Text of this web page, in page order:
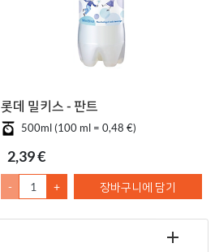
롯데 밀키스 - 판트
500ml (100 ml = 0,48 €)
2,39 €
- + 장바구니에 담기